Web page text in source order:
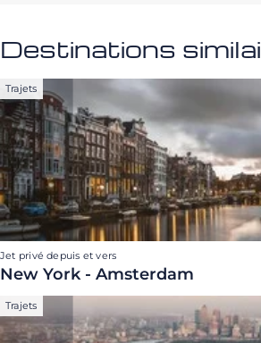
Destinations
Trajets
Jet privé depuis et vers
New York - Amsterdam
Trajets